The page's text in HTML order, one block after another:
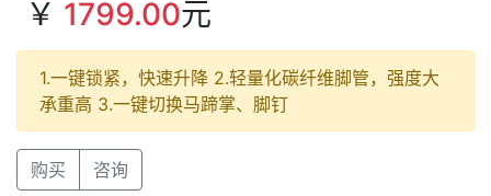
￥ 1799.00元
1.一键锁紧，快速升降 2.轻量化碳纤维脚管，强度大
承重高 3.一键切换马蹄掌、脚钉
购买 咨询